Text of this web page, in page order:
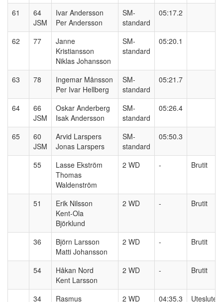
61
64
JSM
Ivar Andersson
Per Andersson
SM-
standard
05:17.2
62 77
Janne
Kristiansson
Niklas Johansson
SM-
standard
05:20.1
63 78
Ingemar Månsson
Per Ivar Hellberg
SM-
standard
05:21.7
64
66
JSM
Oskar Anderberg
Isak Andersson
SM-
standard
05:26.4
65
60
JSM
Arvid Larspers
Jonas Larspers
SM-
standard
05:50.3
55
Lasse Ekström
Thomas
Waldenström
2 WD - Brutit
51
Erik Nilsson
Kent-Ola
Björklund
2 WD - Brutit
36
Björn Larsson
Matti Johansson
2 WD - Brutit
54
Håkan Nord
Kent Larsson
2 WD - Brutit
34 Rasmus 2 WD 04:35.3 Utesluten